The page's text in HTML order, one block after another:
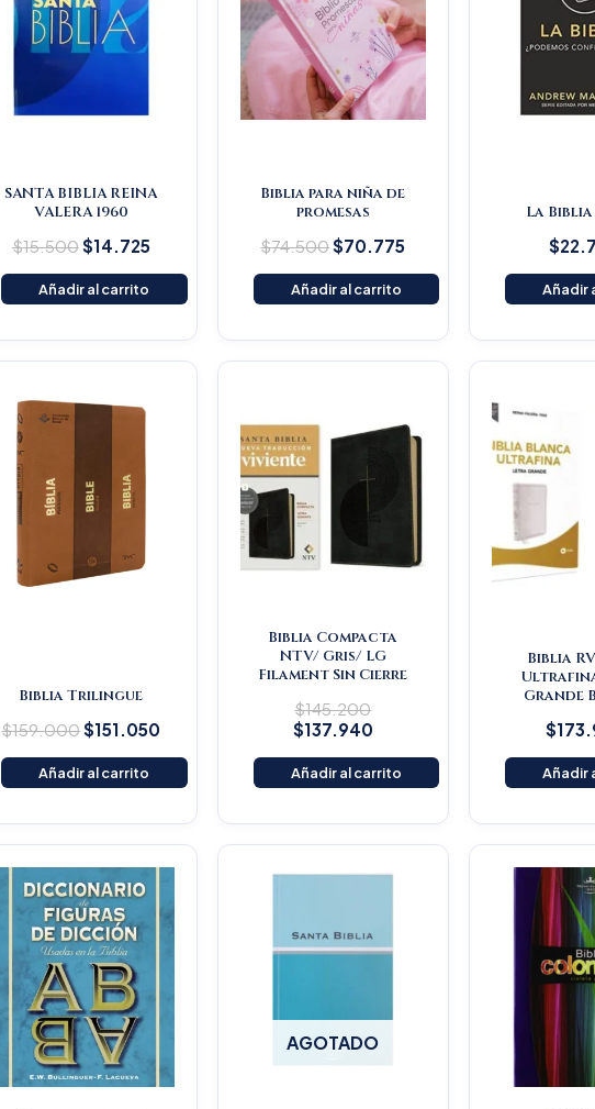
SANTA BIBLIA REINA
VALERA 1960
$15.500$14.725
Añadir al carrito
Biblia para niña de
promesas
$74.500$70.775
Añadir al carrito
La
$
Añadir
Biblia Trilingue
$159.000
was:
$151.050
Current
$151.050.
Añadir al carrito
Biblia Compacta
NTV/ Gris/ LG
Filament Sin Cierre
$145.200
$145.200.
$137.940
$137.940.
Añadir al carrito
Biblia
Grande
$
Añadir
price
was:
$125.900.
Current
$119.605.
AGOTADO